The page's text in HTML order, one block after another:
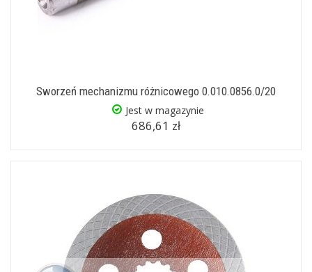
Sworzeń mechanizmu różnicowego 0.010.0856.0/20
Jest w magazynie
686,61 zł